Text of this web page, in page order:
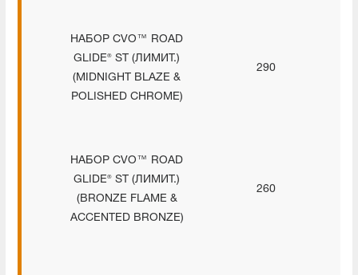
НАБОР CVO™ ROAD
GLIDE® ST (ЛИМИТ.)
(MIDNIGHT BLAZE &
POLISHED CHROME)
290
НАБОР CVO™ ROAD
GLIDE® ST (ЛИМИТ.)
(BRONZE FLAME &
ACCENTED BRONZE)
260